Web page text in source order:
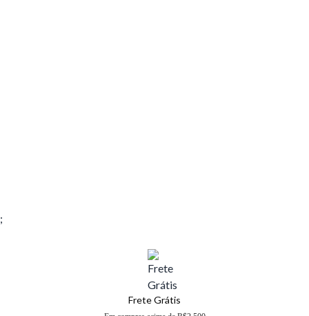
;
Frete Grátis